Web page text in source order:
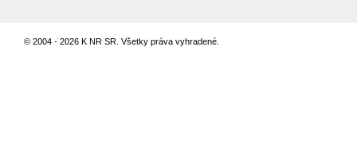
© 2004 - 2026 K NR SR. Všetky práva vyhradené.